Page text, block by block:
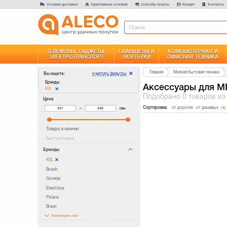
Условия доставки Гарантийные условия Способы оплаты Кредит Контакты
ТЕЛЕФОНЫ, ГАДЖЕТЫ,
ЭЛЕКТРОТРАНСПОРТ
ПЛАНШЕТЫ И
НОУТБУКИ
КОМПЬЮТЕРНАЯ И
ОФИСНАЯ ТЕХНИКА
Вы ищете:
Бренды
KSL
очистить фильтры
Цена
– грн.
Товары в наличии
Быстрый заказ
Бренды
KSL
Bosch
Gorenje
Electrolux
Polaris
Braun
Посмотреть все
Главная Мелкая бытовая техника
Аксессуары для
Подобрано0 товаров
Сортировка: от дорогих от дешевых по